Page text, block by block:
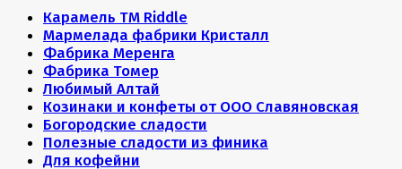
Карамель ТМ Riddle
Мармелада фабрики Кристалл
Фабрика Меренга
Фабрика Томер
Любимый Алтай
Козинаки и конфеты от ООО Славяновская
Богородские сладости
Полезные сладости из финика
Для кофейни